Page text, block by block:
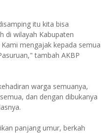
itu kita bisa
di wilayah Kabupaten
mengajak kepada semua
tambah AKBP
warga semuanya,
dan dengan dibukanya
panjang umur, berkah